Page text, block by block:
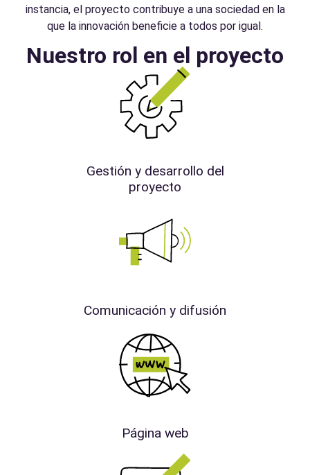
instancia, el proyecto contribuye a una sociedad en la
que la innovación beneficie a todos por igual.
Nuestro rol en el proyecto
Gestión y desarrollo del
proyecto
Comunicación y difusión
Página web